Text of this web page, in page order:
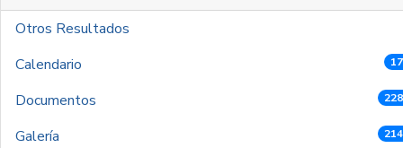
Otros Resultados
Calendario
Documentos
Galería